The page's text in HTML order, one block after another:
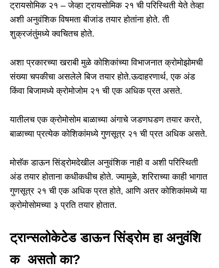
ट्रायसोमिक २१ – जेव्हा ट्रायसोमिक २१ ची परिस्थिती येते तेव्हा
अशी अनुवंशिक विषमता बीजांड तयार होतांना होते. ती
शुक्रजंतुंमध्ये क्वचितच होते.
अशा प्रकारच्या खराबी मुळे कोशिकांच्या विभाजनात क्रोमोझोमची
संख्या चपकीचा असलेले बिज तयार होते.ऊदाहरणार्थ, एक अंड
किंवा बिजामध्ये क्रोमोजोम २१ ची एक अधिक प्रत असते.
यातीलच एक क्रोमोसोम बाळाच्या अंगाचे जडणघडण तयार करते,
बाळाच्या प्रत्येक कोशिकांमध्ये गुणसूत्र २१ ची प्रत अधिक असते.
मोसॅक डाऊन सिंड्रोमदेखील अनुवंशिक नाही व अशी परिस्थिती
अंड तयार होताना कधीकधीच होते. ज्यामुळे, शरिराच्या काही भागात
गुणसूत्र २१ ची एक अधिक प्रत होते, आणि अतर कोशिकांमध्ये या
क्रोमोसोमच्या ३ प्रति तयार होतात.
ट्रान्सलोकेटेड डाऊन सिंड्रोम हा अनुवंशि
क असतो का?